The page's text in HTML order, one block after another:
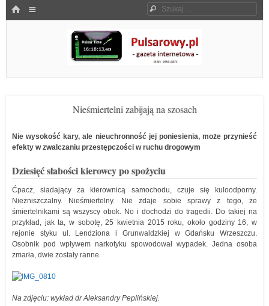
HOME Szukaj
Pulsarowy.pl
Nieśmiertelni zabijają na szosach
Nie wysokość kary, ale nieuchronność jej poniesienia, może przynieść
efekty w zwalczaniu przestępczości w ruchu drogowym
Dziesięć słabości kierowcy po spożyciu
Ćpacz, siadający za kierownicą samochodu, czuje się kuloodporny.
Niezniszczalny. Nieśmiertelny. Nie zdaje sobie sprawy z tego, że
śmiertelnikami są wszyscy obok. No i dochodzi do tragedii. Do takiej na
przykład, jak ta, w sobotę, 25 kwietnia 2015 roku, około godziny 16, w
rejonie styku ul. Lendziona i Grunwaldzkiej w Gdańsku Wrzeszczu.
Osobnik pod wpływem narkotyku spowodował wypadek. Jedna osoba
zmarła, dwie zostały ranne.
Na zdjęciu: wykład dr Aleksandry Peplińskiej.